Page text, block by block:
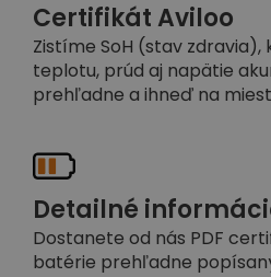
Certifikát Aviloo
Zistíme SoH (stav zdravia),
teplotu, prúd aj napätie
prehľadne a ihneď na
Detailné
Dostanete od nás PDF
batérie prehľadne